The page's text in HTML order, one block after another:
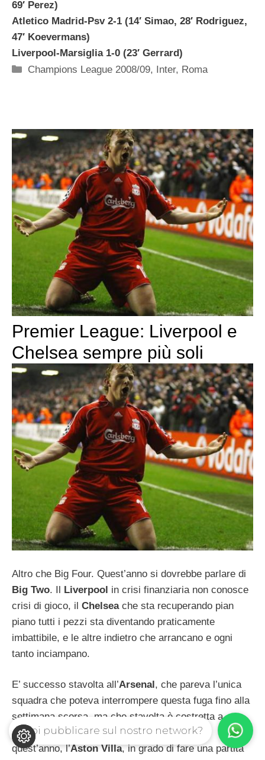
69′ Perez)
Atletico Madrid-Psv 2-1 (14′ Simao, 28′ Rodriguez,
47′ Koevermans)
Liverpool-Marsiglia 1-0 (23′ Gerrard)
Categorie
Champions League 2008/09, Inter, Roma
Premier League: Liverpool e
Chelsea sempre più soli
Altro che Big Four. Quest’anno si dovrebbe parlare di
Big Two. Il Liverpool in crisi finanziaria non conosce
crisi di gioco, il Chelsea che sta recuperando pian
piano tutti i pezzi sta diventando praticamente
imbattibile, e le altre indietro che arrancano e ogni
tanto inciampano.
E’ successo stavolta all’Arsenal , che pareva l’unica
squadra che poteva interrompere questa fuga fino alla
settimana scorsa, ma che stavolta è costretta a
mollare. A farle lo scherzetto è la sorpresa di
quest’anno, l’Aston Villa, in grado di fare una partita
Vuoi pubblicare sul nostro network?